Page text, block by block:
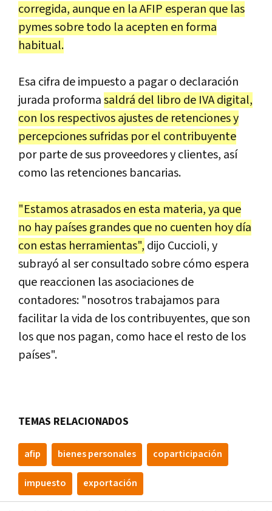
corregida, aunque en la AFIP esperan que las
pymes sobre todo la acepten en forma
habitual.
Esa cifra de impuesto a pagar o declaración
jurada proformasaldrá del libro de IVA digital,
con los respectivos ajustes de retenciones y
percepciones sufridas por el contribuyente
por parte de sus proveedores y clientes, así
como las retenciones bancarias.
"Estamos atrasados en esta materia, ya que
no hay países grandes que no cuenten hoy día
con estas herramientas", dijo Cuccioli, y
subrayó al ser consultado sobre cómo espera
que reaccionen las asociaciones de
contadores: "nosotros trabajamos para
facilitar la vida de los contribuyentes, que son
los que nos pagan, como hace el resto de los
países".
TEMAS RELACIONADOS
afip bienes personales coparticipación
impuesto exportación